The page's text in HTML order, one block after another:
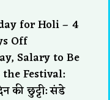
for Holi – 4
Off
Salary to Be
Festival:
की छुट्टी: संडे